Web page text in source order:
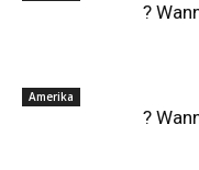
?
Amerika
?